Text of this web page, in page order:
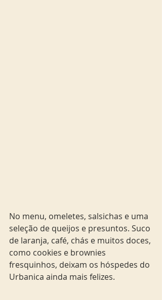
No menu, omeletes, salsichas e uma
seleção de queijos e presuntos. Suco
de laranja, café, chás e muitos doces,
como cookies e brownies
fresquinhos, deixam os hóspedes do
Urbanica ainda mais felizes.